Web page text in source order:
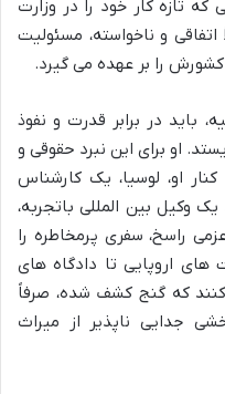
تازه کار خود را در وزارت
اتفاقی و ناخواسته، مسئولیت
کشورش را بر عهده می گیرد.
باید در برابر قدرت و نفوذ
او برای این نبرد حقوقی و
او، لوسیا، یک کارشناس
یک وکیل بین المللی باتجربه،
راسخ، سفری پرمخاطره را
های اروپایی تا دادگاه های
که گنج کشف شده، صرفاً
جدایی ناپذیر از میراث